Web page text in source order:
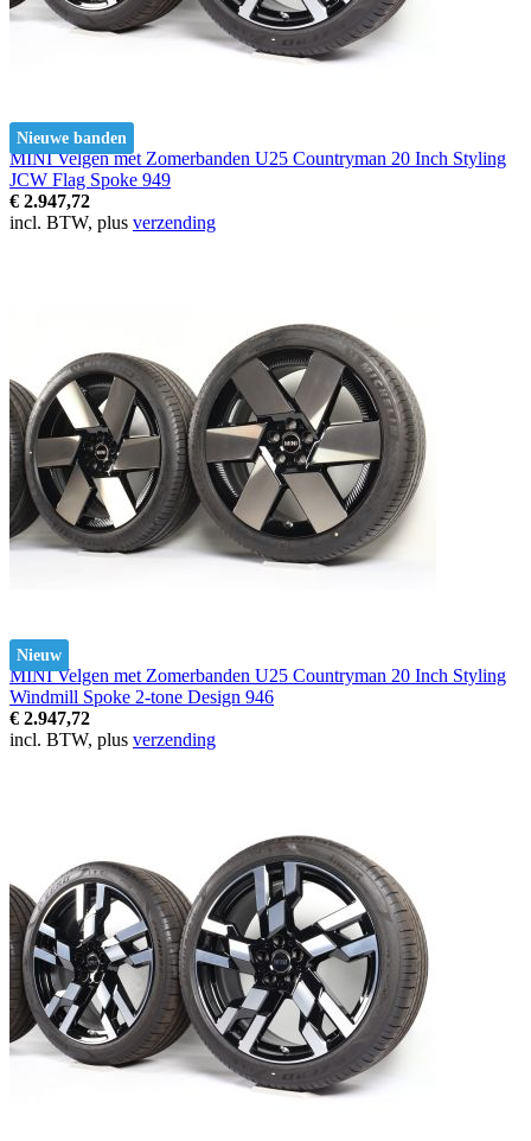
Nieuwe banden
MINI Velgen met Zomerbanden U25 Countryman 20 Inch Styling
JCW Flag Spoke 949
€ 2.947,72
incl. BTW, plus verzending
Nieuw
MINI Velgen met Zomerbanden U25 Countryman 20 Inch Styling
Windmill Spoke 2-tone Design 946
€ 2.947,72
incl. BTW, plus verzending